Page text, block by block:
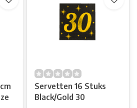
Servetten 16 Stuks
Black/Gold 30